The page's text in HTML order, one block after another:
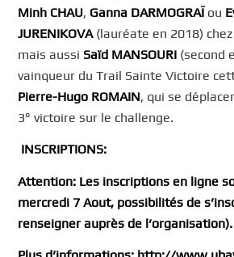
Minh CHAU, Ganna DARMOGRAÏou
JURENIKOVA(lauréate en 2018)
mais aussi Saïd MANSOURI (second
vainqueur du Trail Sainte Victoire
Pierre-Hugo ROMAIN, qui se
3° victoire sur le challenge.
INSCRIPTIONS:
Attention: Les inscriptions en ligne
mercredi 7 Aout, possibilités de
renseigner auprès de l’organisation).